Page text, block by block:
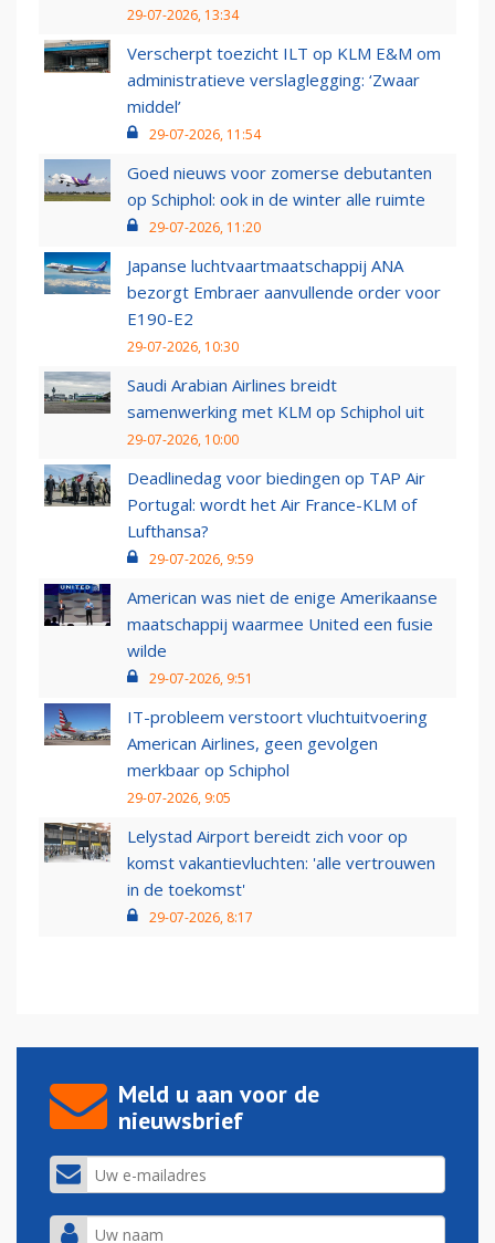
29-07-2026, 13:34
Verscherpt toezicht ILT op KLM E&M om
administratieve verslaglegging: ‘Zwaar
middel’
29-07-2026, 11:54
Goed nieuws voor zomerse debutanten
op Schiphol: ook in de winter alle ruimte
29-07-2026, 11:20
Japanse luchtvaartmaatschappij ANA
bezorgt Embraer aanvullende order voor
E190-E2
29-07-2026, 10:30
Saudi Arabian Airlines breidt
samenwerking met KLM op Schiphol uit
29-07-2026, 10:00
Deadlinedag voor biedingen op TAP Air
Portugal: wordt het Air France-KLM of
Lufthansa?
29-07-2026, 9:59
American was niet de enige Amerikaanse
maatschappij waarmee United een fusie
wilde
29-07-2026, 9:51
IT-probleem verstoort vluchtuitvoering
American Airlines, geen gevolgen
merkbaar op Schiphol
29-07-2026, 9:05
Lelystad Airport bereidt zich voor op
komst vakantievluchten: 'alle vertrouwen
in de toekomst'
29-07-2026, 8:17
Meld u aan voor de
nieuwsbrief